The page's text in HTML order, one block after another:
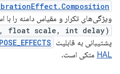
ویژگی‌های تکرار و مقیاس دامنه را با
float scale, int delay)
پشتیبانی به قابلیت
HAL متکی است.